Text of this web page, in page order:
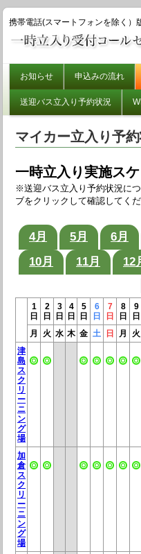
携帯電話(スマートフォンを除く）
お知らせ 申込みの流れ
送迎バス立入り予約状況
マイカー立入り予
一時立入り実施ス
※送迎バス立入り予約状況に
ブをクリックして確認してくだ
4月 5月 6月
10月
11月 12
1
日
2
日
3
日
4
日
5
日
6
日
7
日
8
日
9
日
月
火 水 木 金 土 日 月 火
津
島
ス
ク
リ
ー
ニ
ン
グ
場
加
倉
ス
ク
リ
ー
ニ
ン
グ
場